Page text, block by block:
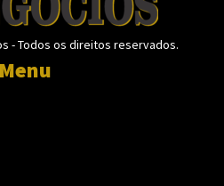
- Todos os direitos reservados.
Menu